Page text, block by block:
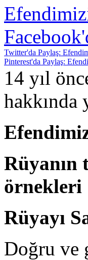
Twitter'da Paylaş:
Pinterest'da Paylaş:
14 yıl
hakkında
Rüyanın
örnekleri
Rüyayı
Doğru ve